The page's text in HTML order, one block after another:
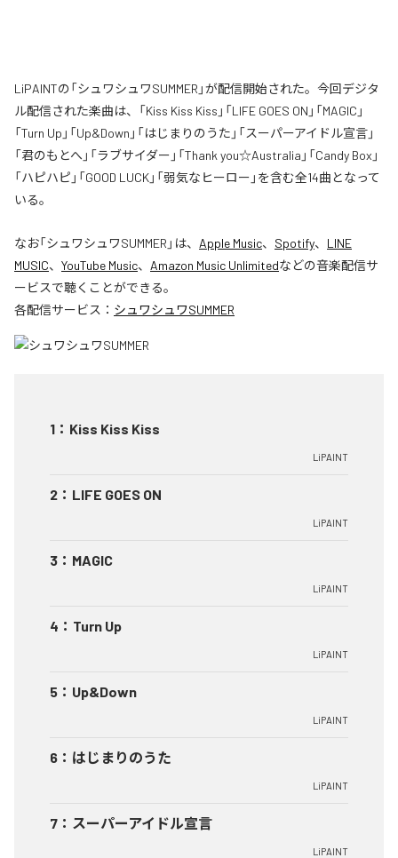
LiPAINTの「シュワシュワSUMMER」が配信開始された。今回デジタ
ル配信された楽曲は、「Kiss Kiss Kiss」「LIFE GOES ON」「MAGIC」
「Turn Up」「Up&Down」「はじまりのうた」「スーパーアイドル宣言」
「君のもとへ」「ラブサイダー」「Thank you☆Australia」「Candy Box」
「ハピハピ」「GOOD LUCK」「弱気なヒーロー」を含む全14曲となって
いる。
なお「シュワシュワSUMMER 」は、 Apple Music、 Spotify、 LINE
MUSIC、 YouTube Music、 Amazon Music Unlimitedなどの音楽配信サ
ービスで聴くことができる。
各配信サービス： シュワシュワSUMMER
1 ： Kiss Kiss Kiss
LiPAINT
2 ： LIFE GOES ON
LiPAINT
3 ： MAGIC
LiPAINT
4 ： Turn Up
LiPAINT
5 ： Up&Down
LiPAINT
6 ： はじまりのうた
LiPAINT
7 ： スーパーアイドル宣言
LiPAINT